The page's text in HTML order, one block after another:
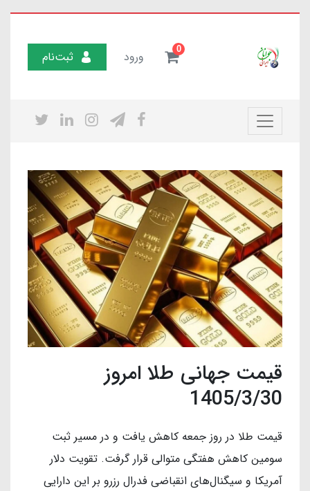
0 ورود ثبت‌نام
قیمت جهانی طلا امروز
1405/3/30
قیمت طلا در روز جمعه کاهش یافت و در مسیر ثبت
سومین کاهش هفتگی متوالی قرار گرفت. تقویت دلار
آمریکا و سیگنال‌های انقباضی فدرال رزرو بر این دارایی